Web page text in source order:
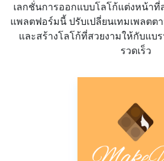
เลกชั่นการออกแบบโลโก้แต่งหน้าที่
แพลตฟอร์มนี้ ปรับเปลี่ยนเทมเพลต
และสร้างโลโก้ที่สวยงามให้กับแบ
รวดเร็ว